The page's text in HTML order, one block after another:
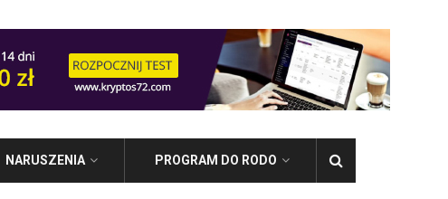
NARUSZENIA PROGRAM DO RODO